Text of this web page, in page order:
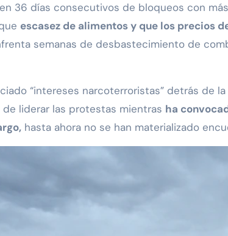
36 días consecutivos de bloqueos con
escasez de alimentos y que los precios
semanas de desbastecimiento de
“intereses narcoterroristas” detrás de
liderar las protestas mientras ha
hasta ahora no se han materializado